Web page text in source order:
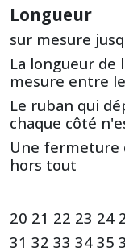
Longueur
sur mesure
La longueur de
mesure entre
Le ruban qui
chaque côté
Une fermeture
hors tout
20 21 22 23 24
31 32 33 34 35